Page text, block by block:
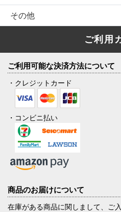
その他
ご利用
ご利用可能な決済方法について
・クレジットカード
・コンビニ払い
商品のお届けについて
在庫がある商品に関しまして、ご